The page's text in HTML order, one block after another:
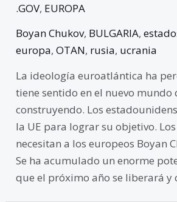
.GOV, EUROPA
Boyan Chukov, BULGARIA,
europa,OTAN, rusia, ucrania
La ideología euroatlántica ha
tiene sentido en el nuevo mundo
construyendo. Los
la UE para lograr su objetivo. Los
necesitan a los europeos Boyan
Se ha acumulado un enorme
que el próximo año se liberará y